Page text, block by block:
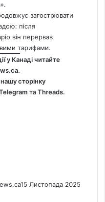
загострювати
після
він перервав
тарифами.
у Канаді читайте
.
сторінку
таThreads.
15 Листопада 2025